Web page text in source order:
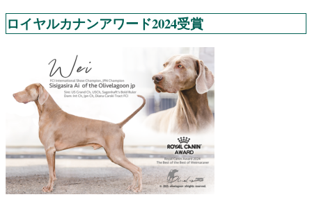
ロイヤルカナンアワード2024受賞